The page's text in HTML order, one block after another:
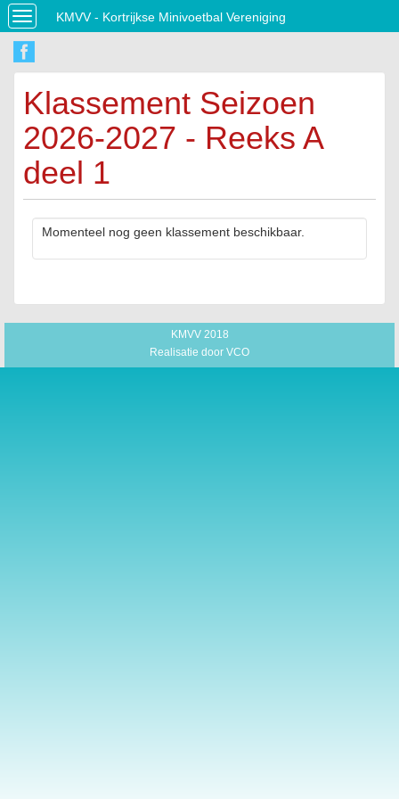
Toggle
navigation
KMVV - Kortrijkse Minivoetbal Vereniging
Klassement Seizoen
2026-2027 - Reeks A
deel 1
Momenteel nog geen klassement beschikbaar.
KMVV 2018
Realisatie door VCO